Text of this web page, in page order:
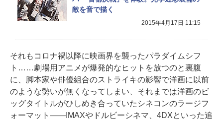
敵を音で描く
2015年4月17日 11:15
それもコロナ禍以降に映画界を襲ったパラダイムシフ
ト……劇場用アニメが爆発的なヒットを放つのと裏腹
に、脚本家や俳優組合のストライキの影響で洋画に以前
のような勢いが無くなってしまい、それまでは洋画のビ
ッグタイトルがひしめき合っていたシネコンのラージフ
ォーマット――IMAXやドルビーシネマ、4DXといった追